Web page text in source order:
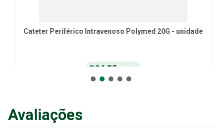
Cateter Periférico Intravenoso Polymed 20G - unidade
R$1,52no Pix
R$ 1,60em até
Adicionar ao Carrinho
Avaliações